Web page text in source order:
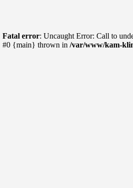
Fatal error: Uncaught Error: Call to
#0 {main} thrown in /var/www/kam-